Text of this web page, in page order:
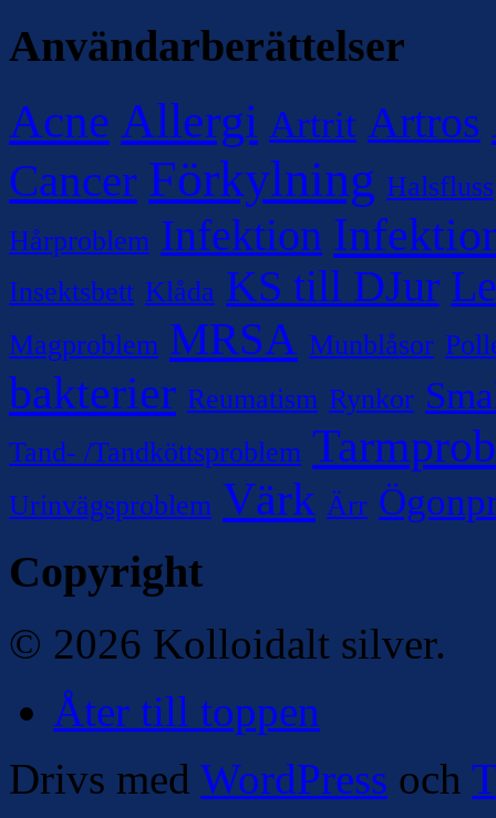
Användarberättelser
Acne Allergi Artrit Artros
Cancer Förkylning Halsfluss
Hårproblem Infektion
Insektsbett Klåda KS till DJur
Magproblem MRSA Munblåsor
bakterier Reumatism Rynkor
Tand- /Tandköttsproblem
Urinvägsproblem Värk Ärr
Copyright
© 2026 Kolloidalt silver.
Åter till toppen
Drivs med WordPress och